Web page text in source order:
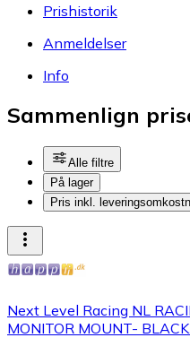
Prishistorik
Anmeldelser
Info
Sammenlign
Alle filtre
På lager
Pris inkl.
Next Level Racing NL
MONITOR MOUNT-